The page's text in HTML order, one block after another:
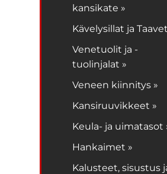
kansikate »
Kävelysillat ja
Venetuolit ja -
tuolinjalat »
Veneen kiinnitys »
Kansiruuvikkeet »
Keula- ja uimatasot
Hankaimet »
Kalusteet, sisustus